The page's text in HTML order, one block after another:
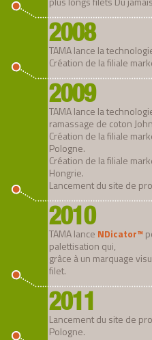
2008
TAMA lance la
Création de la filiale
2009
TAMA lance la
ramassage de coton
Création de la filiale
Pologne.
Création de la filiale
Hongrie.
Lancement du site de
2010
TAMA lance NDicator™
palettisation qui,
grâce à un marquage
filet.
2011
Lancement du site de
Pologne.